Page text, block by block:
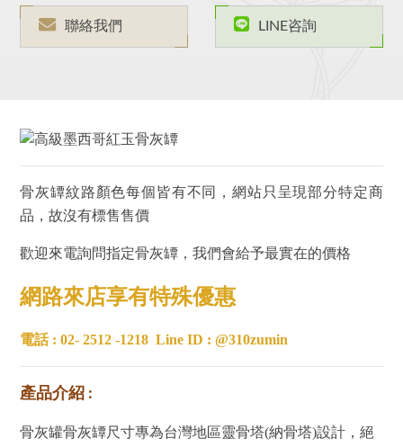
聯絡我們 LINE咨詢
骨灰罈紋路顏色每個皆有不同，網站只呈現部分特定商
品，故沒有標售售價
歡迎來電詢問指定骨灰罈，我們會給予最實在的價格
網路來店享有特殊優惠
電話 : 02- 2512 -1218 Line ID : @310zumin
產品介紹 :
骨灰罐骨灰罈尺寸專為台灣地區靈骨塔(納骨塔)設計，絕